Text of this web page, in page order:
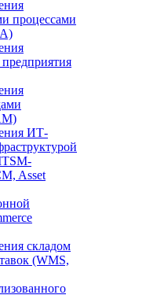
процессами
ИТ-
Asset
складом
(WMS,